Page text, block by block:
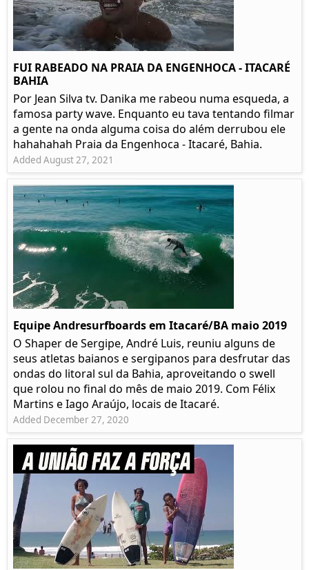
FUI RABEADO NA PRAIA DA ENGENHOCA - ITACARÉ
BAHIA
Por Jean Silva tv. Danika me rabeou numa esqueda, a
famosa party wave. Enquanto eu tava tentando filmar
a gente na onda alguma coisa do além derrubou ele
hahahahah Praia da Engenhoca - Itacaré, Bahia.
Added August 27, 2021
Equipe Andresurfboards em Itacaré/BA maio 2019
O Shaper de Sergipe, André Luis, reuniu alguns de
seus atletas baianos e sergipanos para desfrutar das
ondas do litoral sul da Bahia, aproveitando o swell
que rolou no final do mês de maio 2019. Com Félix
Martins e Iago Araújo, locais de Itacaré.
Added December 27, 2020